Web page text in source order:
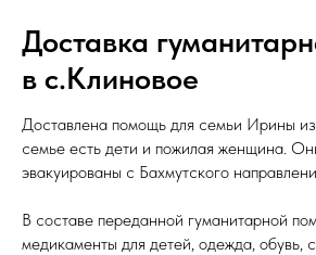
Доставка
в с.Клиновое
Доставлена помощь для семьи Ирины
семье есть дети и пожилая женщина.
эвакуированы с Бахмутского
В составе переданной гуманитарной
медикаменты для детей, одежда, обувь,